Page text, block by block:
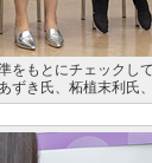
をもとにチェックし
ずき氏、柘植末利氏